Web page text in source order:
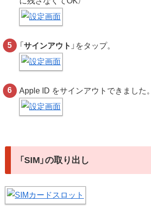
「サインアウト 」をタップ。
Apple ID をサインアウトできました。
「SIM」の取り出し